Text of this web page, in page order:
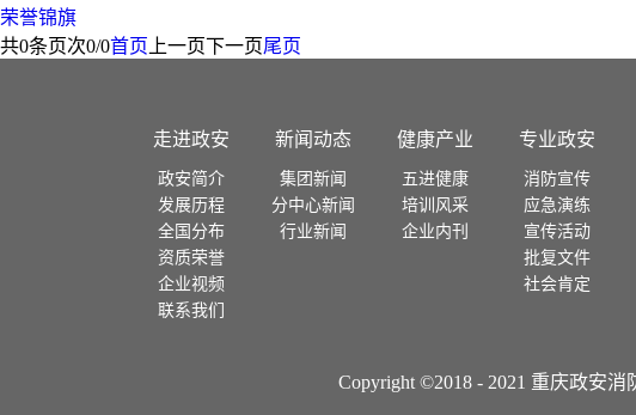
荣誉锦旗
共0条页次0/0首页 上一页下一页尾页
走进政安
政安简介
发展历程
全国分布
资质荣誉
企业视频
联系我们
新闻动态
集团新闻
分中心新闻
行业新闻
健康产业
五进健康
培训风采
企业内刊
专业政安
消防宣传
应急演练
宣传活动
批复文件
社会肯定
Copyright ©2018 - 2021 重庆政安消